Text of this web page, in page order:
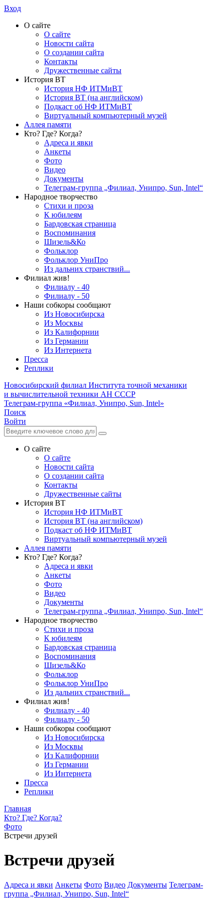
Вход
О сайте
О сайте
Новости сайта
О создании сайта
Контакты
Дружественные сайты
История ВТ
История НФ ИТМиВТ
История ВТ (на английском)
Подкаст об НФ ИТМиВТ
Виртуальный компьютерный музей
Аллея памяти
Кто? Где? Когда?
Адреса и явки
Анкеты
Фото
Видео
Документы
Телеграм-группа „Филиал, Унипро, Sun, Intel“
Народное творчество
Стихи и проза
К юбилеям
Бардовская страница
Воспоминания
Шизель&Ко
Фольклор
Фольклор УниПро
Из дальних странствий...
Филиал жив!
Филиалу - 40
Филиалу - 50
Наши собкоры сообщают
Из Новосибирска
Из Москвы
Из Калифорнии
Из Германии
Из Интернета
Пресса
Реплики
Новосибирский филиал Института точной механики
и вычислительной техники АН СССР
Телеграм-группа «Филиал, Унипро, Sun, Intel»
Поиск
Войти
О сайте
О сайте
Новости сайта
О создании сайта
Контакты
Дружественные сайты
История ВТ
История НФ ИТМиВТ
История ВТ (на английском)
Подкаст об НФ ИТМиВТ
Виртуальный компьютерный музей
Аллея памяти
Кто? Где? Когда?
Адреса и явки
Анкеты
Фото
Видео
Документы
Телеграм-группа „Филиал, Унипро, Sun, Intel“
Народное творчество
Стихи и проза
К юбилеям
Бардовская страница
Воспоминания
Шизель&Ко
Фольклор
Фольклор УниПро
Из дальних странствий...
Филиал жив!
Филиалу - 40
Филиалу - 50
Наши собкоры сообщают
Из Новосибирска
Из Москвы
Из Калифорнии
Из Германии
Из Интернета
Пресса
Реплики
Главная
Кто? Где? Когда?
Фото
Встречи друзей
Встречи друзей
Адреса и явки Анкеты Фото Видео Документы Телеграм-
группа „Филиал, Унипро, Sun, Intel“